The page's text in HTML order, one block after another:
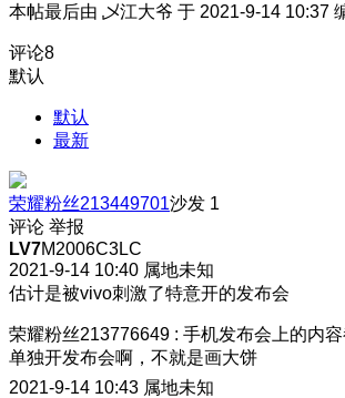
本帖最后由 乄江大爷 于 2021-9-14 10:37
评论8
默认
默认
最新
荣耀粉丝213449701沙发 1
评论 举报
LV7M2006C3LC
2021-9-14 10:40 属地未知
估计是被vivo刺激了特意开的发布会
荣耀粉丝213776649 : 手机发布会上的内
单独开发布会啊，不就是画大饼
2021-9-14 10:43 属地未知